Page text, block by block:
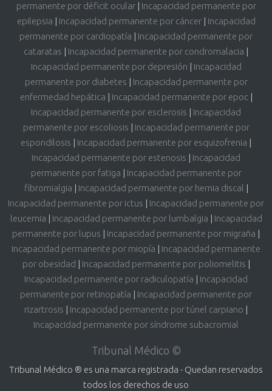
permanente por déficit ocular| Incapacidad permanente por
epilepsia | Incapacidad permanente por cáncer| Incapacidad
permanente por cardiopatía | Incapacidad permanente por
cataratas | Incapacidad permanente por condromalacia |
Incapacidad permanente por depresión | Incapacidad
permanente por diabetes | Incapacidad permanente por
enfermedad hepática | Incapacidad permanente por epoc|
Incapacidad permanente por esclerosis | Incapacidad
permanente por escoliosis | Incapacidad permanente por
espondilosis | Incapacidad permanente por esquizofrenia |
Incapacidad permanente por estenosis | Incapacidad
permanente por fatiga | Incapacidad permanente por
fibromialgia | Incapacidad permanente por hernia discal |
Incapacidad permanente por ictus | Incapacidad permanente por
leucemia | Incapacidad permanente por lumbalgia | Incapacidad
permanente por lupus | Incapacidad permanente por migraña |
Incapacidad permanente por miopía | Incapacidad permanente
por obesidad | Incapacidad permanente por poliomelitis |
Incapacidad permanente por radiculopatía | Incapacidad
permanente por retinopatía | Incapacidad permanente por
rizartrosis | Incapacidad permanente por túnel carpiano |
Incapacidad permanente por síndrome subacromial
Tribunal Médico ©
Tribunal Médico ® es una marca registrada - Quedan reservados
todos los derechos de uso